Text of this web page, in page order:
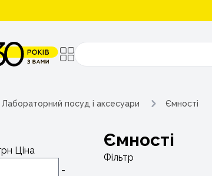
Поиск
Лабораторний посуд і аксесуари Ємності
Ціна
-
Ємності
Фільтр